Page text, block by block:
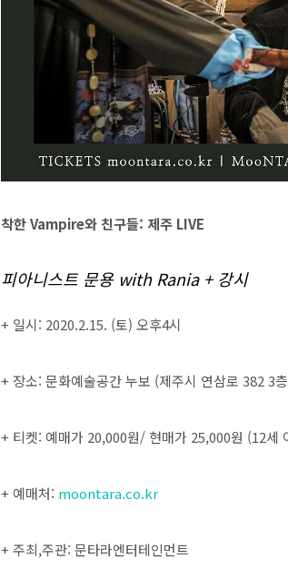
착한 Vampire와 친구들: 제주 LIVE
피아니스트 문용 with Rania + 강시
+ 일시: 2020.2.15. (토) 오후4시
+ 장소: 문화예술공간 누보 (제주시 연삼로 382 3
+ 티켓: 예매가 20,000원/ 현매가 25,000원 (12세
+ 예매처: moontara.co.kr
+ 주최,주관: 문타라엔터테인먼트